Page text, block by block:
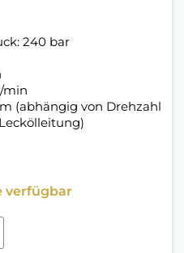
240 bar
min
(abhängig von Drehzahl
verfügbar